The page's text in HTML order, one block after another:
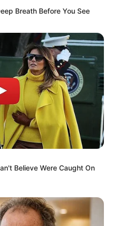
Tiger dan Yoonja
2004
Breath Before You See
Believe Were Caught On